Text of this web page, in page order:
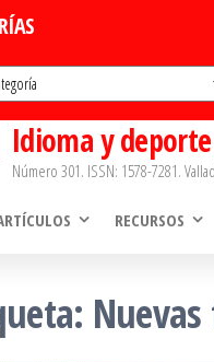
Idioma y deporte
Número 301. ISSN: 1578-7281.
RECURSOS